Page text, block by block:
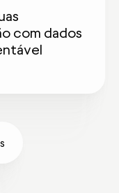
com dados